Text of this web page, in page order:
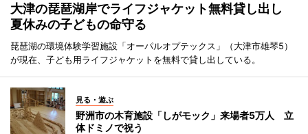
大津の琵琶湖岸でライフジャケット無料貸し出し
夏休みの子どもの命守る
琵琶湖の環境体験学習施設「オーパルオプテックス」（大津市雄琴5）
が現在、子ども用ライフジャケットを無料で貸し出している。
見る・遊ぶ
野洲市の木育施設「しがモック」来場者5万人 立
体ドミノで祝う